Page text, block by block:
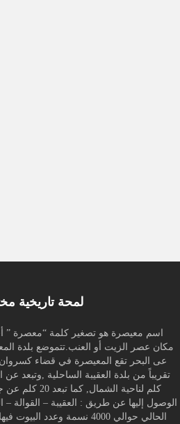
لمحة تاريخية
اسم معيصرة هو تصغير كلمة “معصرة ”
مكان عصر الزيت أو العنب.تتموضع بلدة
كلم لناحية
الوصول إليها عن طريق : العقيبة – القوالة –